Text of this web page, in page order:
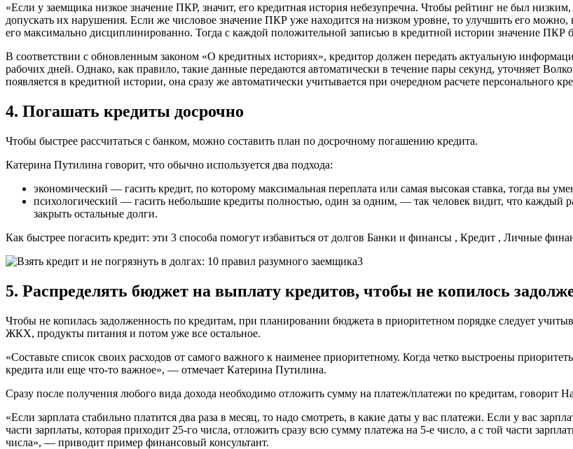
«Если у заемщика низкое значение ПКР, значит, его кредитная история небезупречна. Чтобы рейтинг не был
допускать их нарушения. Если же числовое значение ПКР уже находится на низком уровне, то улучшить его
его максимально дисциплинированно. Тогда с каждой положительной записью в кредитной истории значение ПКР
В соответствии с обновленным законом «О кредитных историях», кредитор должен передать актуальную
рабочих дней. Однако, как правило, такие данные передаются автоматически в течение пары секунд, уточняет
появляется в кредитной истории, она сразу же автоматически учитывается при очередном расчете персонального
4. Погашать кредиты досрочно
Чтобы быстрее рассчитаться с банком, можно составить план по досрочному погашению кредита.
Катерина Путилина говорит, что обычно используется два подхода:
экономический — гасить кредит, по которому максимальная переплата или самая высокая ставка, тогда вы
психологический — гасить небольшие кредиты полностью, один за одним, — так человек видит, что каждый
закрыть остальные долги.
Как быстрее погасить кредит: эти 3 способа помогут избавиться от долгов Банки и финансы , Кредит , Личные
5. Распределять бюджет на выплату кредитов, чтобы не копилось
Чтобы не копилась задолженность по кредитам, при планировании бюджета в приоритетном порядке следует
ЖКХ, продукты питания и потом уже все остальное.
«Составьте список своих расходов от самого важного к наименее приоритетному. Когда четко выстроены
кредита или еще что-то важное», — отмечает Катерина Путилина.
Сразу после получения любого вида дохода необходимо отложить сумму на платеж/платежи по кредитам, говорит
«Если зарплата стабильно платится два раза в месяц, то надо смотреть, в какие даты у вас платежи. Если у вас
части зарплаты, которая приходит 25-го числа, отложить сразу всю сумму платежа на 5-е число, а с той части
числа», — приводит пример финансовый консультант.